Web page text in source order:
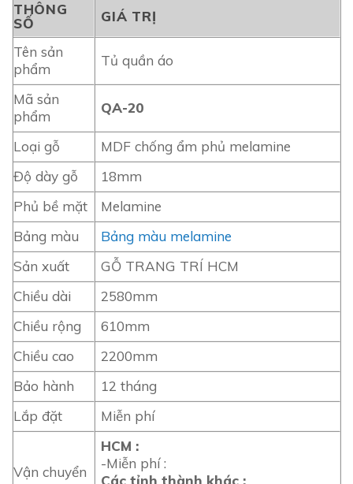
THÔNG
SỐ
GIÁ TRỊ
Tên sản
phẩm
Tủ quần áo
Mã sản
phẩm
QA-20
Loại gỗ
MDF chống ẩm phủ melamine
Độ dày gỗ
18mm
Phủ bề mặt
Melamine
Bảng màu
Bảng màu melamine
Sản xuất
GỖ TRANG TRÍ HCM
Chiều dài
2580mm
Chiều rộng
610mm
Chiều cao
2200mm
Bảo hành
12 tháng
Lắp đặt
Miễn phí
Vận chuyển
HCM :
-Miễn phí :